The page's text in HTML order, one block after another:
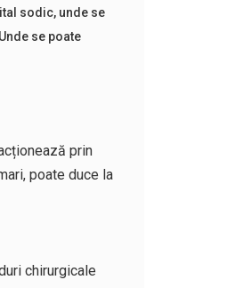
sodic, unde se
Unde se poate
prin
poate duce la
chirurgicale